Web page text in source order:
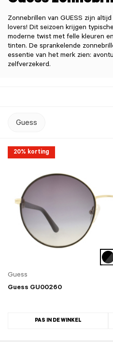
Zonnebrillen van GUESS zijn
lovers! Dit seizoen krijgen
moderne twist met felle kleuren
tinten. De sprankelende
essentie van het merk zien:
zelfverzekerd.
Guess
20% korting
Guess
Guess GU00260
PAS IN DE WINKEL